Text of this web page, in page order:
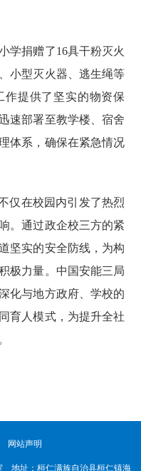
学捐赠了16具干粉灭火
小型灭火器、逃生绳等
作提供了坚实的物资保
速部署至教学楼、宿舍
体系，确保在紧急情况
仅在校园内引发了热烈
。通过政企校三方的紧
坚实的安全防线，为构
极力量。中国安能三局
化与地方政府、学校的
育人模式，为提升全社
网站声明
地址：桓仁满族自治县桓仁镇海